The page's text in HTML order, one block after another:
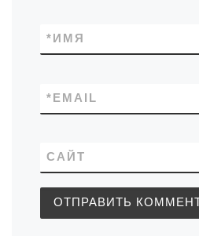
ИМЯ
*
EMAIL
*
САЙТ